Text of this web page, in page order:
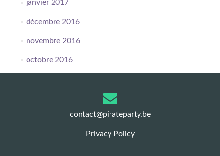
janvier 2017
décembre 2016
novembre 2016
octobre 2016
contact@pirateparty.be
Privacy Policy